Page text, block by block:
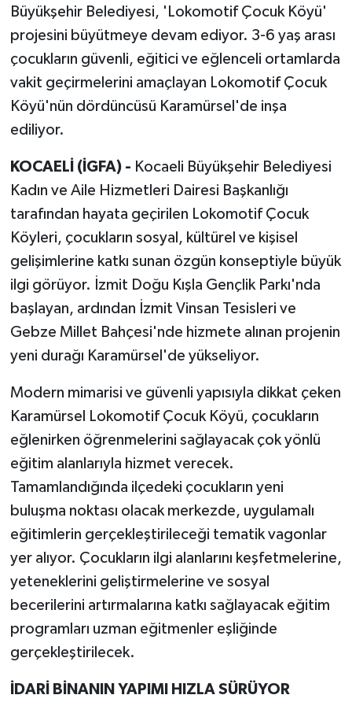
Büyükşehir Belediyesi, 'Lokomotif Çocuk Köyü'
projesini büyütmeye devam ediyor. 3-6 yaş arası
çocukların güvenli, eğitici ve eğlenceli ortamlarda
vakit geçirmelerini amaçlayan Lokomotif Çocuk
Köyü'nün dördüncüsü Karamürsel'de inşa
ediliyor.
KOCAELİ (İGFA) - Kocaeli Büyükşehir Belediyesi
Kadın ve Aile Hizmetleri Dairesi Başkanlığı
tarafından hayata geçirilen Lokomotif Çocuk
Köyleri, çocukların sosyal, kültürel ve kişisel
gelişimlerine katkı sunan özgün konseptiyle büyük
ilgi görüyor. İzmit Doğu Kışla Gençlik Parkı'nda
başlayan, ardından İzmit Vinsan Tesisleri ve
Gebze Millet Bahçesi'nde hizmete alınan projenin
yeni durağı Karamürsel'de yükseliyor.
Modern mimarisi ve güvenli yapısıyla dikkat çeken
Karamürsel Lokomotif Çocuk Köyü, çocukların
eğlenirken öğrenmelerini sağlayacak çok yönlü
eğitim alanlarıyla hizmet verecek.
Tamamlandığında ilçedeki çocukların yeni
buluşma noktası olacak merkezde, uygulamalı
eğitimlerin gerçekleştirileceği tematik vagonlar
yer alıyor. Çocukların ilgi alanlarını keşfetmelerine,
yeteneklerini geliştirmelerine ve sosyal
becerilerini artırmalarına katkı sağlayacak eğitim
programları uzman eğitmenler eşliğinde
gerçekleştirilecek.
İDARİ BİNANIN YAPIMI HIZLA SÜRÜYOR